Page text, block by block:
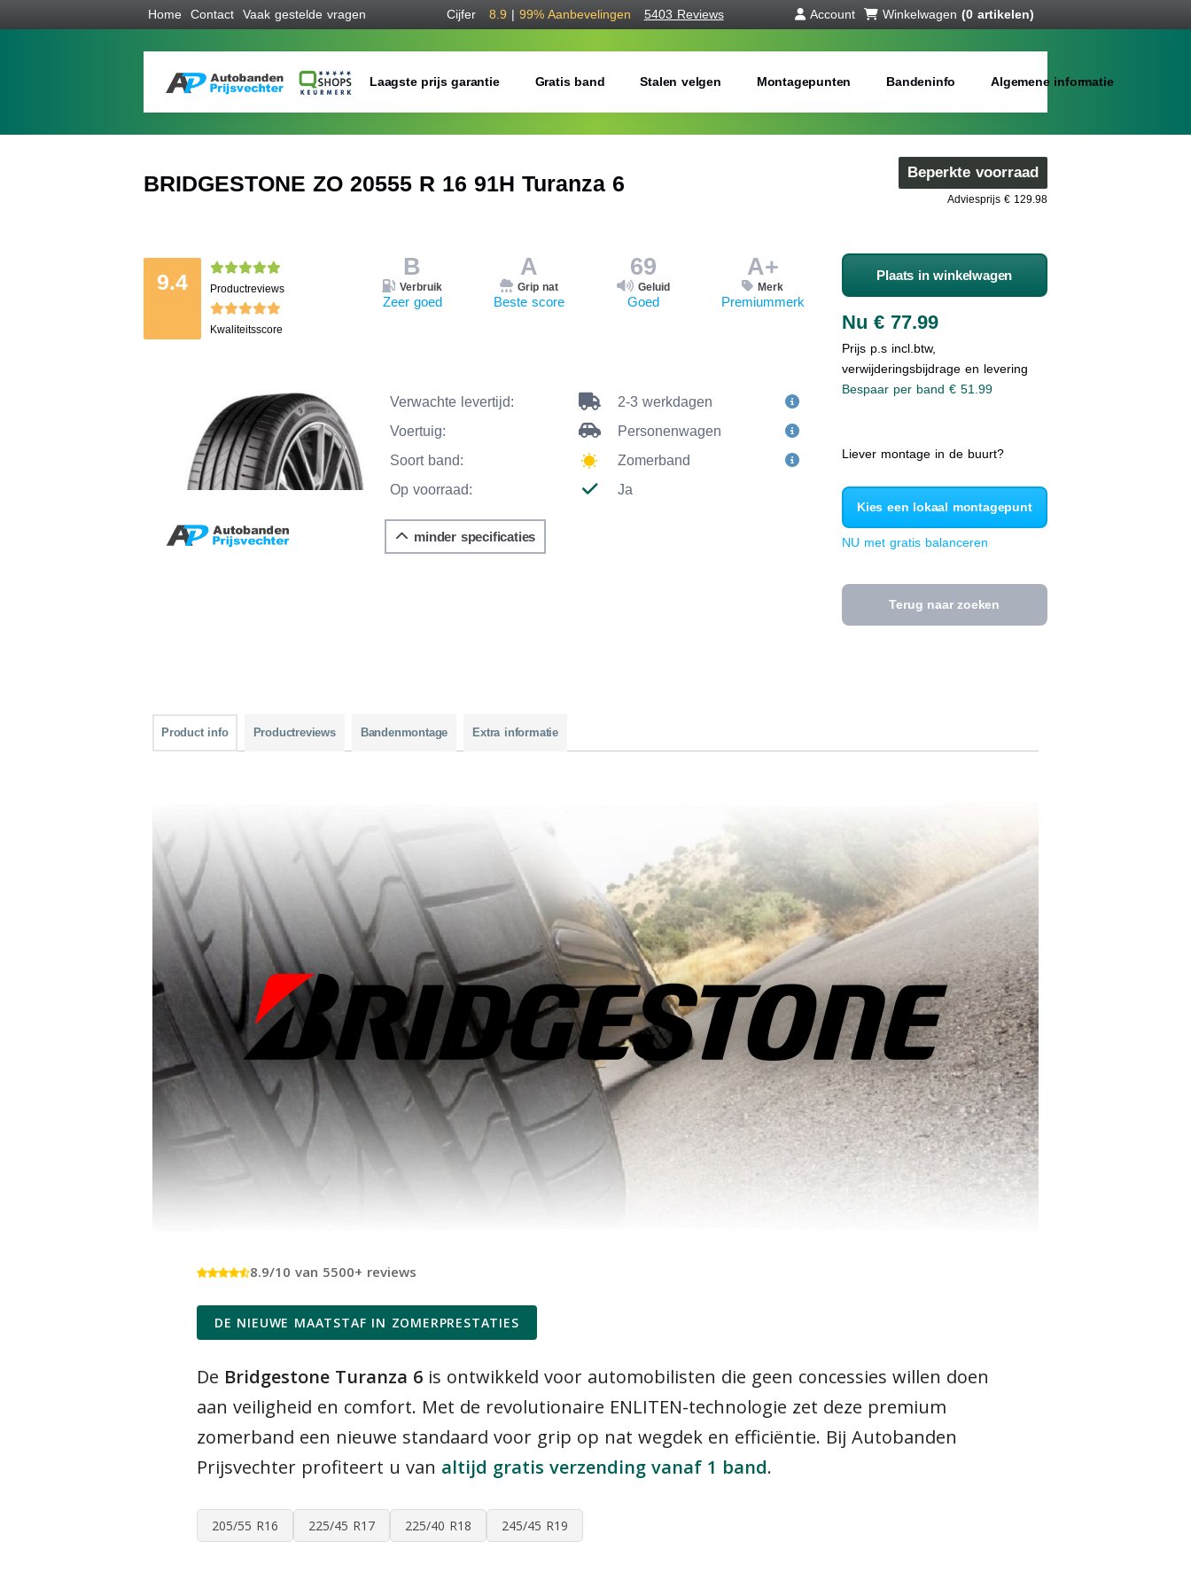
Home Contact Vaak gestelde vragen Cijfer 8.9 | 99% Aanbevelingen 5403 Reviews Account Winkelwagen (0 artikelen)
Laagste prijs garantie Gratis band Stalen velgen Montagepunten Bandeninfo Algemene informatie
BRIDGESTONE ZO 20555 R 16 91H Turanza 6 Beperkte voorraad
Adviesprijs € 129.98
9.4 Productreviews
Kwaliteitsscore
B
Verbruik
Zeer goed
A
Grip nat
Beste score
69
Geluid
Goed
A+
Merk
Premiummerk
Verwachte levertijd:
2-3 werkdagen
Voertuig:
Personenwagen
Soort band:
Zomerband
Op voorraad:
Ja
minder specificaties
Plaats in winkelwagen
Nu € 77.99
Prijs p.s incl.btw,
verwijderingsbijdrage en levering
Bespaar per band € 51.99
Liever montage in de buurt?
Kies een lokaal montagepunt
NU met gratis balanceren
Terug naar zoeken
Product info Productreviews Bandenmontage Extra informatie
8.9/10 van 5500+ reviews
DE NIEUWE MAATSTAF IN ZOMERPRESTATIES
De Bridgestone Turanza 6 is ontwikkeld voor automobilisten die geen concessies willen doen
aan veiligheid en comfort. Met de revolutionaire ENLITEN-technologie zet deze premium
zomerband een nieuwe standaard voor grip op nat wegdek en efficiëntie. Bij Autobanden
Prijsvechter profiteert u van altijd gratis verzending vanaf 1 band.
205/55 R16 225/45 R17 225/40 R18 245/45 R19